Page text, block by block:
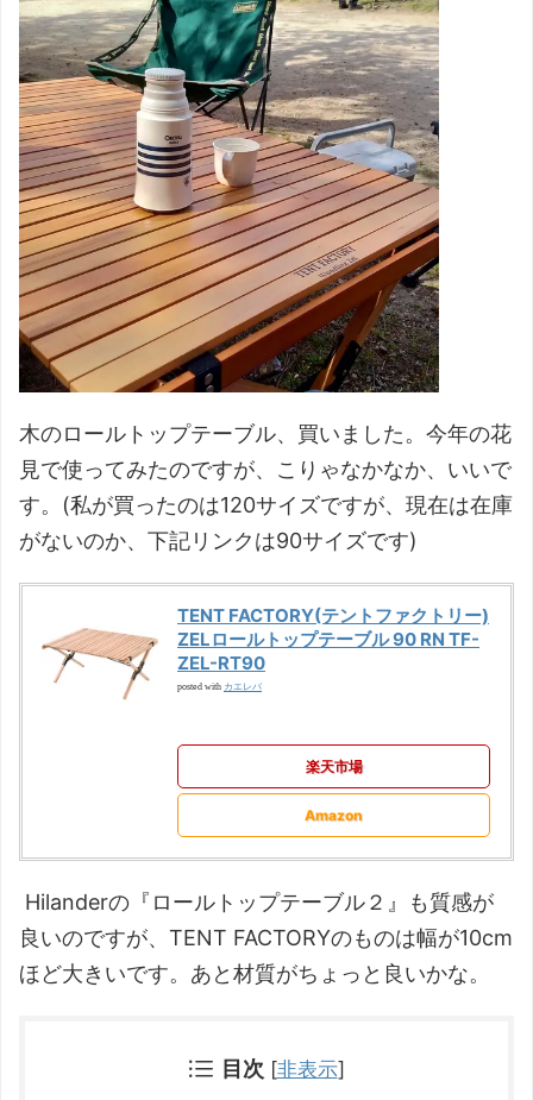
木のロールトップテーブル、買いました。今年の花
見で使ってみたのですが、こりゃなかなか、いいで
す。(私が買ったのは120サイズですが、現在は在庫
がないのか、下記リンクは90サイズです)
TENT FACTORY(テントファクトリー)
ZELロールトップテーブル 90 RN TF-
ZEL-RT90
posted with カエレバ
楽天市場
Amazon
Hilanderの『ロールトップテーブル２』も質感が
良いのですが、TENT FACTORYのものは幅が10cm
ほど大きいです。あと材質がちょっと良いかな。
目次 [非表示]